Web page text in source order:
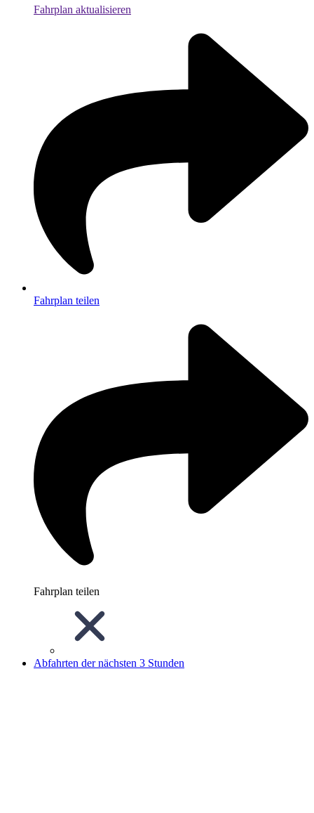
Fahrplan aktualisieren
Fahrplan teilen
Fahrplan teilen
Abfahrten der nächsten 3 Stunden